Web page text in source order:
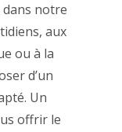
notre
aux
ou à la
d’un
Un
offrir le